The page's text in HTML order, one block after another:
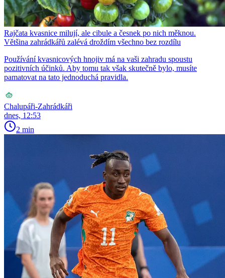
Rajčata kvasnice milují, ale cibule a česnek po nich měknou.
Většina zahrádkářů zalévá droždím všechno bez rozdílu
Používání kvasnicových hnojiv má na vaši zahradu spoustu
pozitivních účinků. Aby tomu tak však skutečně bylo, musíte
pamatovat na tato jednoduchá pravidla.
Chalupáři-Zahrádkáři
dnes, 12:53
2 min